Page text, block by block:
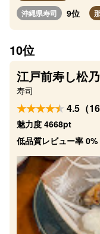
沖縄県寿司 9位
10位
江戸前寿し松
寿司
4.5（
魅力度 4668pt
低品質レビュー率 0%